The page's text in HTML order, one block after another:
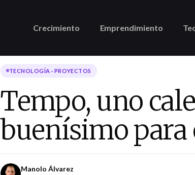
Crecimiento Emprendimiento
TECNOLOGÍA · PROYECTOS
Tempo, uno
buenísimo para
Manolo Álvarez